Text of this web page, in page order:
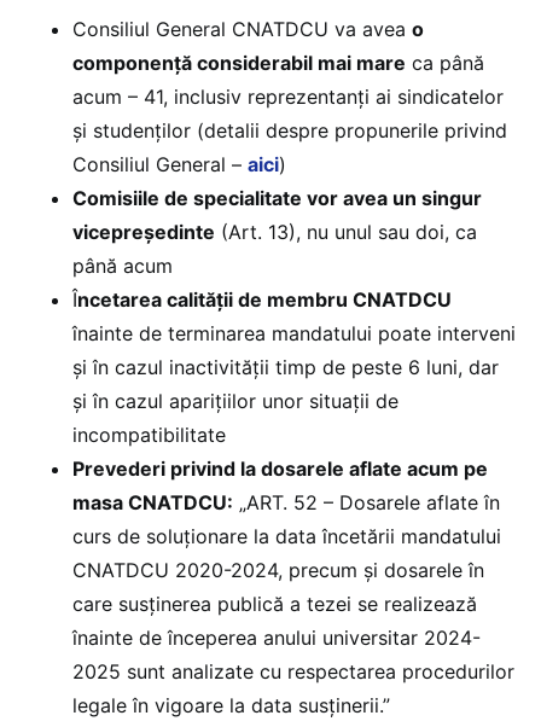
Consiliul General CNATDCU va avea o
componență considerabil mai mare ca până
acum – 41, inclusiv reprezentanți ai sindicatelor
și studenților (detalii despre propunerile privind
Consiliul General – aici)
Comisiile de specialitate vor avea un singur
vicepreședinte (Art. 13), nu unul sau doi, ca
până acum
Încetarea calității de membru CNATDCU
înainte de terminarea mandatului poate interveni
și în cazul inactivității timp de peste 6 luni, dar
și în cazul aparițiilor unor situații de
incompatibilitate
Prevederi privind la dosarele aflate acum pe
masa CNATDCU: „ART. 52 – Dosarele aflate în
curs de soluționare la data încetării mandatului
CNATDCU 2020-2024, precum și dosarele în
care susținerea publică a tezei se realizează
înainte de începerea anului universitar 2024-
2025 sunt analizate cu respectarea procedurilor
legale în vigoare la data susținerii.”